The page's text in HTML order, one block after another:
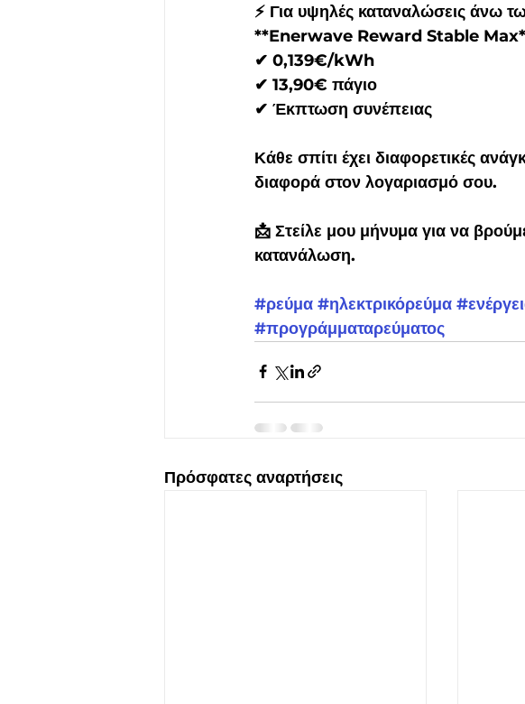
⚡ Για υψηλές καταναλώσεις άνω
**Enerwave Reward Stable
✔ 0,139€/kWh
✔ 13,90€ πάγιο
✔ Έκπτωση συνέπειας
Κάθε σπίτι έχει διαφορετικές
διαφορά στον λογαριασμό σου.
📩 Στείλε μου μήνυμα για να
κατανάλωση.
#ρεύμα #ηλεκτρικόρεύμα
#προγράμματαρεύματος
Πρόσφατες αναρτήσεις